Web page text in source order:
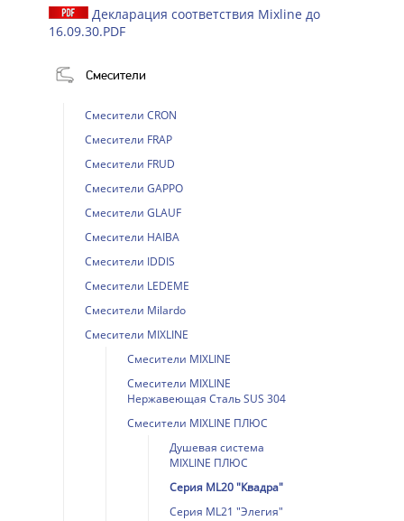
Декларация соответствия Mixline до
16.09.30.PDF
Смесители
Смесители CRON
Смесители FRAP
Смесители FRUD
Смесители GAPPO
Смесители GLAUF
Смесители HAIBA
Смесители IDDIS
Смесители LEDEME
Смесители Milardo
Смесители MIXLINE
Смесители MIXLINE
Смесители MIXLINE
Нержавеющая Сталь SUS 304
Смесители MIXLINE ПЛЮС
Душевая система
MIXLINE ПЛЮС
Серия ML20 "Квадра"
Серия ML21 "Элегия"